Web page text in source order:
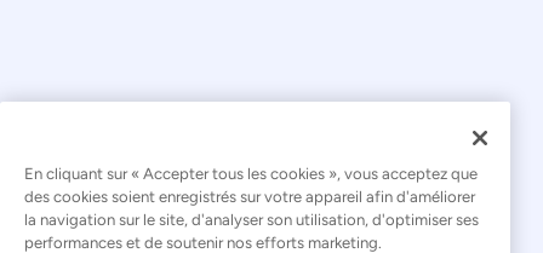
© 2026 Kaseya. Tous droits réservés.
Français
En cliquant sur « Accepter tous les cookies », vous acceptez que
des cookies soient enregistrés sur votre appareil afin d'améliorer
la navigation sur le site, d'analyser son utilisation, d'optimiser ses
performances et de soutenir nos efforts marketing.